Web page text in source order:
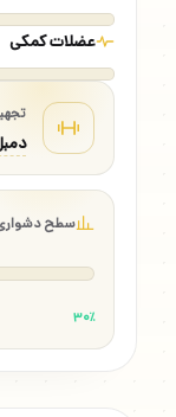
عضلات کمکی
سطح
۳۰٪